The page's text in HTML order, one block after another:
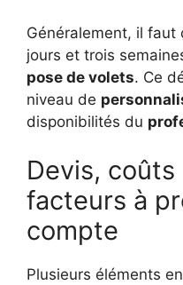
Généralement, il faut
jours et trois
pose de volets. Ce
niveau de
disponibilités du
Devis,
facteurs à
compte
Plusieurs éléments